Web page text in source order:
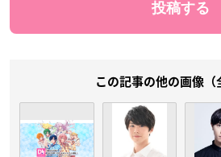
この記事の他の画像（